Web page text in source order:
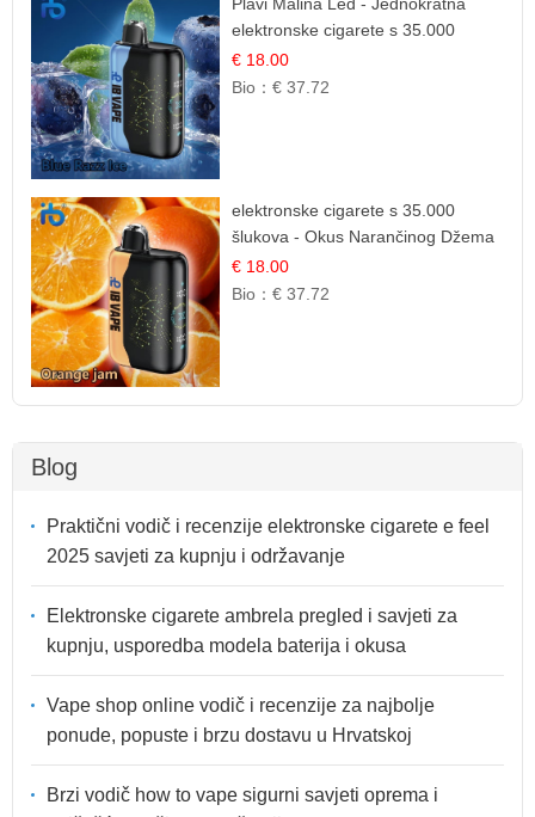
elektronske cigarete s 35.000
šlukova | IBVape
€ 18.00
Bio：€ 37.72
elektronske cigarete s 35.000
šlukova - Okus Narančinog Džema
| Dugotrajno Iskustvo
€ 18.00
Bio：€ 37.72
Blog
Praktični vodič i recenzije elektronske cigarete e feel
2025 savjeti za kupnju i održavanje
Elektronske cigarete ambrela pregled i savjeti za
kupnju, usporedba modela baterija i okusa
Vape shop online vodič i recenzije za najbolje
ponude, popuste i brzu dostavu u Hrvatskoj
Brzi vodič how to vape sigurni savjeti oprema i